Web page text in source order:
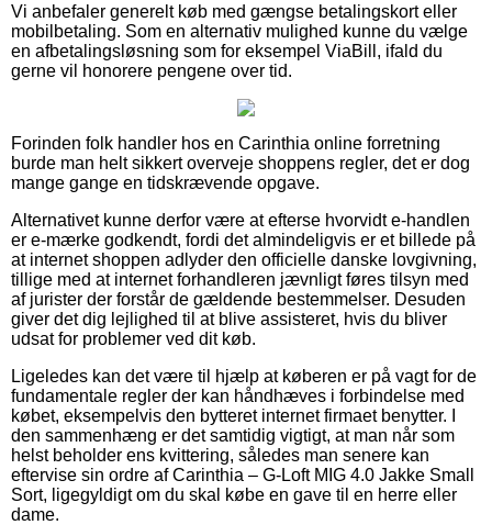
Vi anbefaler generelt køb med gængse betalingskort eller
mobilbetaling. Som en alternativ mulighed kunne du vælge
en afbetalingsløsning som for eksempel ViaBill, ifald du
gerne vil honorere pengene over tid.
Forinden folk handler hos en Carinthia online forretning
burde man helt sikkert overveje shoppens regler, det er dog
mange gange en tidskrævende opgave.
Alternativet kunne derfor være at efterse hvorvidt e-handlen
er e-mærke godkendt, fordi det almindeligvis er et billede på
at internet shoppen adlyder den officielle danske lovgivning,
tillige med at internet forhandleren jævnligt føres tilsyn med
af jurister der forstår de gældende bestemmelser. Desuden
giver det dig lejlighed til at blive assisteret, hvis du bliver
udsat for problemer ved dit køb.
Ligeledes kan det være til hjælp at køberen er på vagt for de
fundamentale regler der kan håndhæves i forbindelse med
købet, eksempelvis den bytteret internet firmaet benytter. I
den sammenhæng er det samtidig vigtigt, at man når som
helst beholder ens kvittering, således man senere kan
eftervise sin ordre af Carinthia – G-Loft MIG 4.0 Jakke Small
Sort, ligegyldigt om du skal købe en gave til en herre eller
dame.